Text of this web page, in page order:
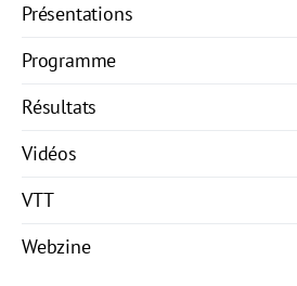
Présentations
Programme
Résultats
Vidéos
VTT
Webzine